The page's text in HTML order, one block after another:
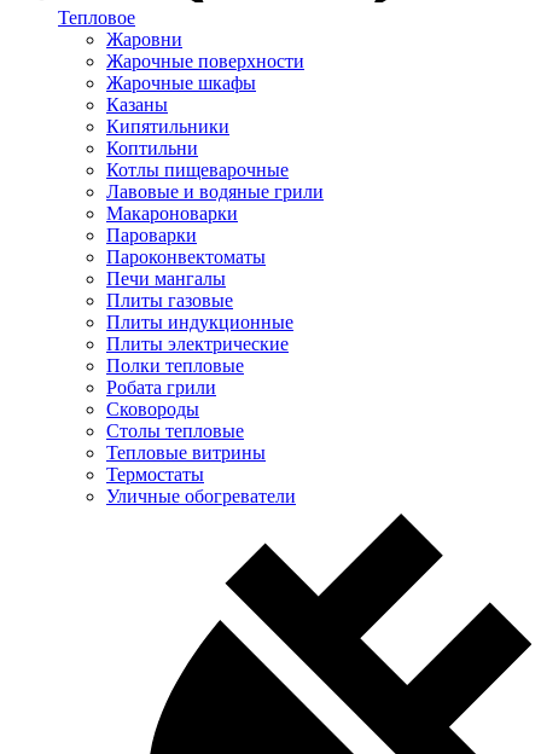
Тепловое
Жаровни
Жарочные поверхности
Жарочные шкафы
Казаны
Кипятильники
Коптильни
Котлы пищеварочные
Лавовые и водяные грили
Макароноварки
Пароварки
Пароконвектоматы
Печи мангалы
Плиты газовые
Плиты индукционные
Плиты электрические
Полки тепловые
Робата грили
Сковороды
Столы тепловые
Тепловые витрины
Термостаты
Уличные обогреватели